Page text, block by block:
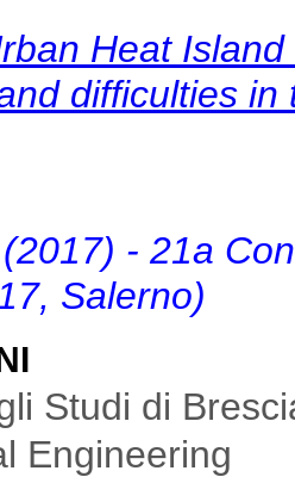
Heat
difficulties
- 21a
Salerno)
Studi di
Engineering